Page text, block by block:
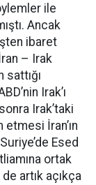
ile
Ancak
ibaret
– Irak
sattığı
Irak’ı
Irak’taki
İran’ın
Esed
ortak
artık açıkça